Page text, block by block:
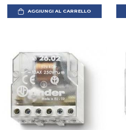
AGGIUNGI AL CARRELLO